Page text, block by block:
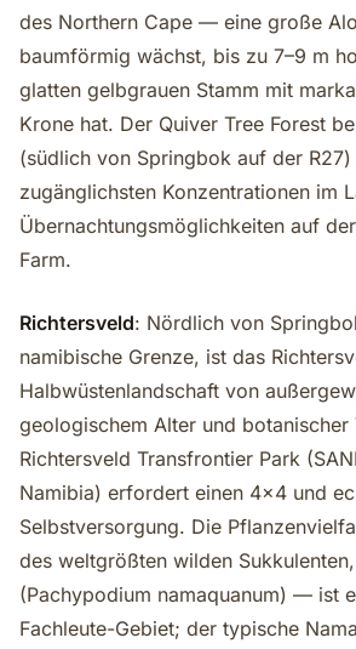
des Northern Cape — eine große
baumförmig wächst, bis zu 7–9 m
glatten gelbgrauen Stamm mit
Krone hat. Der Quiver Tree Forest
(südlich von Springbok auf der
zugänglichsten Konzentrationen im
Übernachtungsmöglichkeiten auf
Farm.
Richtersveld: Nördlich von
namibische Grenze, ist das
Halbwüstenlandschaft von
geologischem Alter und botanischer
Richtersveld Transfrontier Park
Namibia) erfordert einen 4x4 und
Selbstversorgung. Die
des weltgrößten wilden
(Pachypodium namaquanum) — ist
Fachleute-Gebiet; der typische